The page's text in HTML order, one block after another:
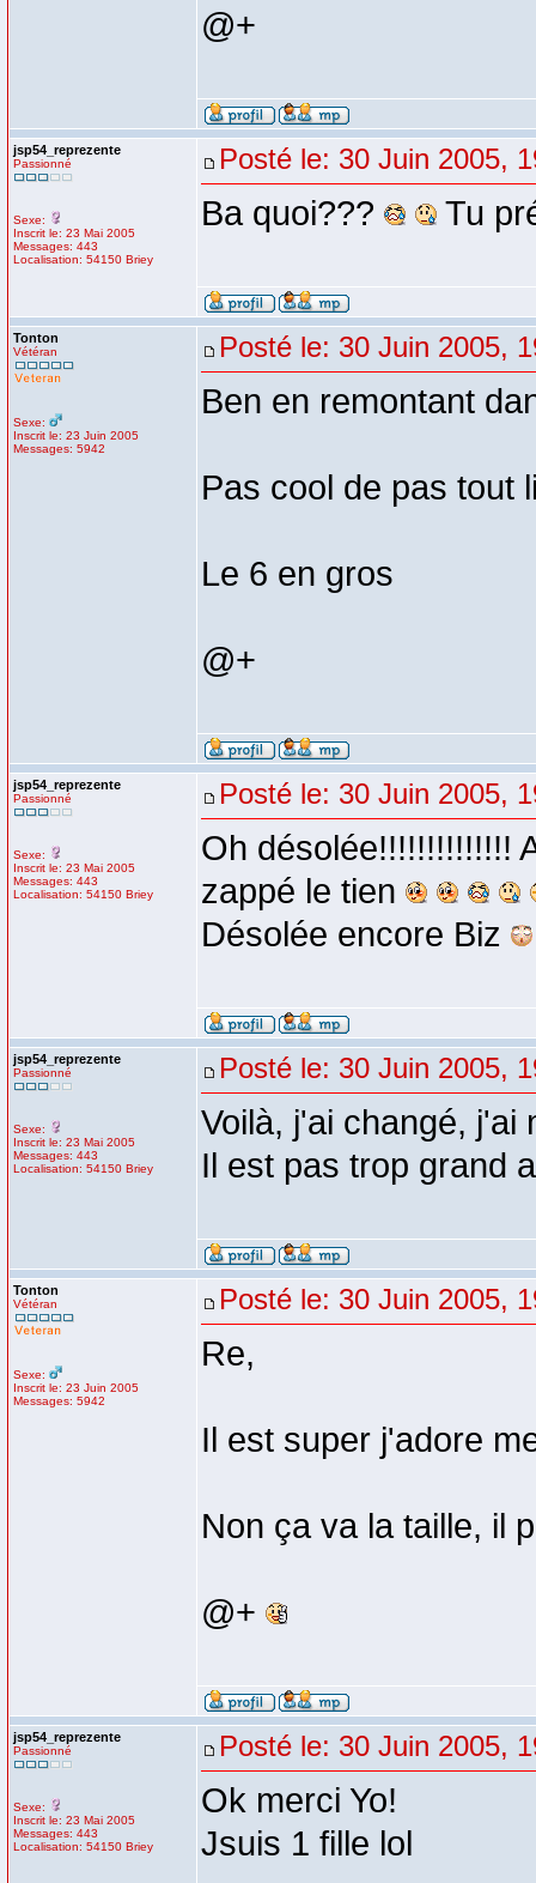
@+
jsp54_reprezente
Passionné
Sexe:
Inscrit le: 23 Mai 2005
Messages: 443
Localisation: 54150 Briey
Posté le: 30 Juin 2005,
Ba quoi??? Tu
Tonton
Vétéran
Sexe:
Inscrit le: 23 Juin 2005
Messages: 5942
Posté le: 30 Juin 2005,
Ben en remontant
Pas cool de pas tout
Le 6 en gros
@+
jsp54_reprezente
Passionné
Sexe:
Inscrit le: 23 Mai 2005
Messages: 443
Localisation: 54150 Briey
Posté le: 30 Juin 2005,
Oh désolée!!!!!!!!!!!!!!
zappé le tien
Désolée encore Biz
jsp54_reprezente
Passionné
Sexe:
Inscrit le: 23 Mai 2005
Messages: 443
Localisation: 54150 Briey
Posté le: 30 Juin 2005,
Voilà, j'ai changé, j'ai
Il est pas trop grand
Tonton
Vétéran
Sexe:
Inscrit le: 23 Juin 2005
Messages: 5942
Posté le: 30 Juin 2005,
Re,
Il est super j'adore
Non ça va la taille, il
@+
jsp54_reprezente
Passionné
Sexe:
Inscrit le: 23 Mai 2005
Messages: 443
Localisation: 54150 Briey
Posté le: 30 Juin 2005,
Ok merci Yo!
Jsuis 1 fille lol